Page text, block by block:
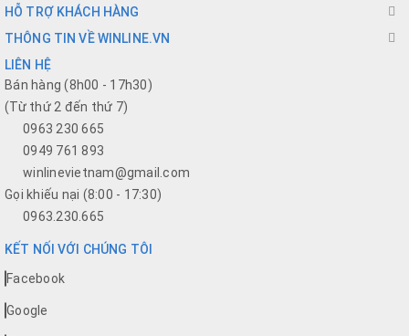
HỖ TRỢ KHÁCH HÀNG
THÔNG TIN VỀ WINLINE.VN
LIÊN HỆ
Bán hàng (8h00 - 17h30)
(Từ thứ 2 đến thứ 7)
0963 230 665
0949 761 893
winlinevietnam@gmail.com
Gọi khiếu nại (8:00 - 17:30)
0963.230.665
KẾT NỐI VỚI CHÚNG TÔI
Facebook
Google